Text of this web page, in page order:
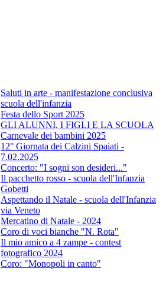
Saluti in arte - manifestazione conclusiva
scuola dell'infanzia
Festa dello Sport 2025
GLI ALUNNI, I FIGLI E LA SCUOLA
Carnevale dei bambini 2025
12° Giornata dei Calzini Spaiati -
7.02.2025
Concerto: "I sogni son desideri..."
Il pacchetto rosso - scuola dell'Infanzia
Gobetti
Aspettando il Natale - scuola dell'Infanzia
via Veneto
Mercatino di Natale - 2024
Coro di voci bianche "N. Rota"
Il mio amico a 4 zampe - contest
fotografico 2024
Coro: "Monopoli in canto"